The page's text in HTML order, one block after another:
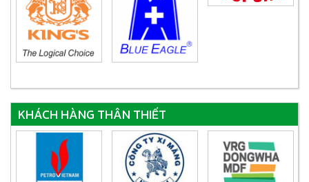
KHÁCH HÀNG THÂN THIẾT